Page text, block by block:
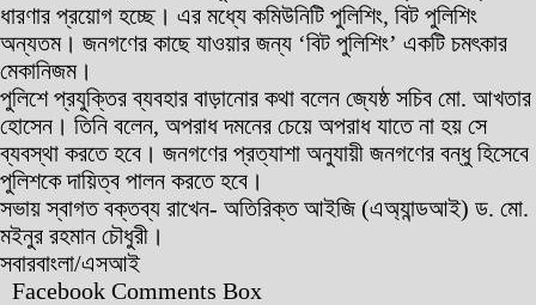
ধারণার প্রয়োগ হচ্ছে। এর মধ্যে কমিউনিটি পুলিশিং, বিট পুলিশিং
অন্যতম। জনগণের কাছে যাওয়ার জন্য ‘বিট পুলিশিং’ একটি চমৎকার
মেকানিজম।
পুলিশে প্রযুক্তির ব্যবহার বাড়ানোর কথা বলেন জ্যেষ্ঠ সচিব মো. আখতার
হোসেন। তিনি বলেন, অপরাধ দমনের চেয়ে অপরাধ যাতে না হয় সে
ব্যবস্থা করতে হবে। জনগণের প্রত্যাশা অনুযায়ী জনগণের বন্ধু হিসেবে
পুলিশকে দায়িত্ব পালন করতে হবে।
সভায় স্বাগত বক্তব্য রাখেন- অতিরিক্ত আইজি (এঅ্যান্ডআই) ড. মো.
মইনুর রহমান চৌধুরী।
সবারবাংলা/এসআই
Facebook Comments Box